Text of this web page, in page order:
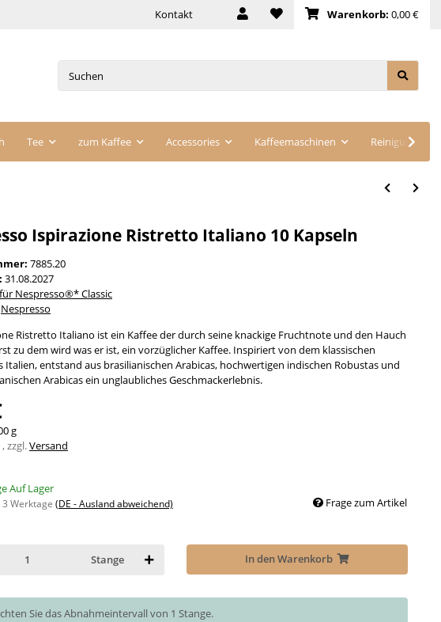
Kontakt Warenkorb: 0,00 €
Tee zum Kaffee Accessories Kaffeemaschinen Reinigung
Ispirazione Ristretto Italiano 10 Kapseln
7885.20
31.08.2027
für Nespresso®* Classic
Nespresso
Ristretto Italiano ist ein Kaffee der durch seine knackige Fruchtnote und den Hauch
zu dem wird was er ist, ein vorzüglicher Kaffee. Inspiriert von dem klassischen
Italien, entstand aus brasilianischen Arabicas, hochwertigen indischen Robustas und
Arabicas ein unglaubliches Geschmackerlebnis.
g
zzgl.Versand
Auf Lager
3 Werktage (DE - Ausland abweichend) Frage zum Artikel
Stange In den Warenkorb
Sie das Abnahmeintervall von 1 Stange.